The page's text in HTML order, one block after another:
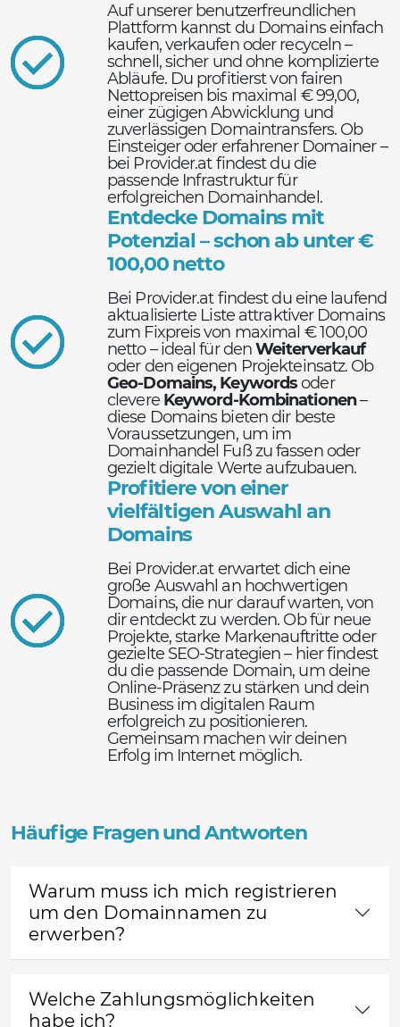
Auf unserer benutzerfreundlichen
Plattform kannst du Domains einfach
kaufen, verkaufen oder recyceln –
schnell, sicher und ohne komplizierte
Abläufe. Du profitierst von fairen
Nettopreisen bis maximal € 99,00,
einer zügigen Abwicklung und
zuverlässigen Domaintransfers. Ob
Einsteiger oder erfahrener Domainer –
bei Provider.at findest du die
passende Infrastruktur für
erfolgreichen Domainhandel.
Entdecke Domains mit
Potenzial – schon ab unter €
100,00 netto
Bei Provider.at findest du eine laufend
aktualisierte Liste attraktiver Domains
zum Fixpreis von maximal € 100,00
netto – ideal für denWeiterverkauf
oder den eigenen Projekteinsatz. Ob
Geo-Domains, Keywordsoder
clevere Keyword-Kombinationen–
diese Domains bieten dir beste
Voraussetzungen, um im
Domainhandel Fuß zu fassen oder
gezielt digitale Werte aufzubauen.
Profitiere von einer
vielfältigen Auswahl an
Domains
Bei Provider.at erwartet dich eine
große Auswahl an hochwertigen
Domains, die nur darauf warten, von
dir entdeckt zu werden. Ob für neue
Projekte, starke Markenauftritte oder
gezielte SEO-Strategien – hier findest
du die passende Domain, um deine
Online-Präsenz zu stärken und dein
Business im digitalen Raum
erfolgreich zu positionieren.
Gemeinsam machen wir deinen
Erfolg im Internet möglich.
Häufige Fragen und Antworten
Warum muss ich mich registrieren
um den Domainnamen zu
erwerben?
Welche Zahlungsmöglichkeiten
habe ich?